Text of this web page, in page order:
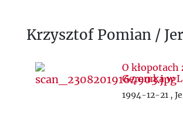
Krzysztof Pomian /
O
Geremka w
1994-12-21 ,